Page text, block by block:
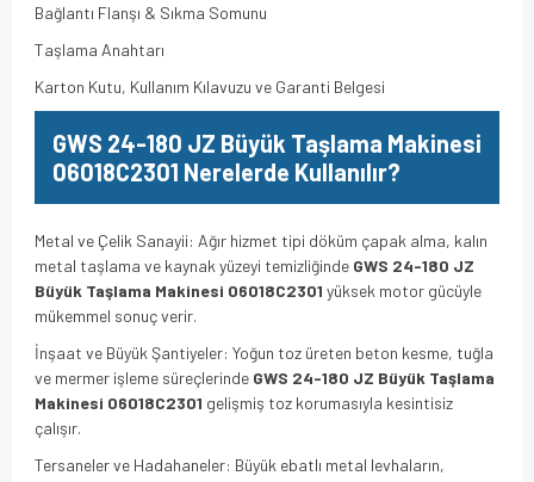
Bağlantı Flanşı & Sıkma Somunu
Taşlama Anahtarı
Karton Kutu, Kullanım Kılavuzu ve Garanti Belgesi
GWS 24-180 JZ Büyük Taşlama Makinesi
06018C2301 Nerelerde Kullanılır?
Metal ve Çelik Sanayii: Ağır hizmet tipi döküm çapak alma, kalın
metal taşlama ve kaynak yüzeyi temizliğinde GWS 24-180 JZ
Büyük Taşlama Makinesi 06018C2301 yüksek motor gücüyle
mükemmel sonuç verir.
İnşaat ve Büyük Şantiyeler: Yoğun toz üreten beton kesme, tuğla
ve mermer işleme süreçlerinde GWS 24-180 JZ Büyük Taşlama
Makinesi 06018C2301 gelişmiş toz korumasıyla kesintisiz
çalışır.
Tersaneler ve Hadahaneler: Büyük ebatlı metal levhaların,